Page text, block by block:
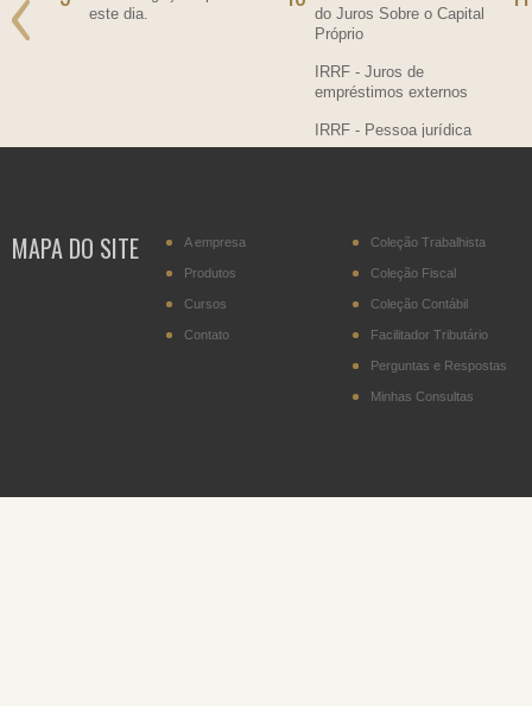
este dia.
do Juros Sobre o Capital
Próprio
IRRF - Juros de
empréstimos externos
IRRF - Pessoa jurídica
residente no País,
IPI - Cigarros (posição
2402.20)
DITR - Declaração do
Imposto sobre a
MAPA DO SITE A empresa
Produtos
Cursos
Contato
Coleção Trabalhista
Coleção Fiscal
Coleção Contábil
Facilitador Tributário
Perguntas e Respostas
Minhas Consultas